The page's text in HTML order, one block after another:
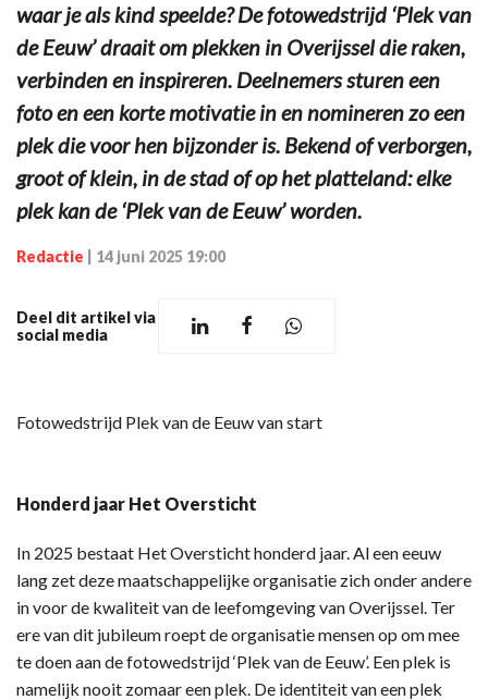
waar je als kind speelde? De fotowedstrijd ‘Plek van
de Eeuw’ draait om plekken in Overijssel die raken,
verbinden en inspireren. Deelnemers sturen een
foto en een korte motivatie in en nomineren zo een
plek die voor hen bijzonder is. Bekend of verborgen,
groot of klein, in de stad of op het platteland: elke
plek kan de ‘Plek van de Eeuw’ worden.
Redactie 14 juni 2025 19:00
Deel dit artikel via
social media
Fotowedstrijd Plek van de Eeuw van start
Honderd jaar Het Oversticht
In 2025 bestaat Het Oversticht honderd jaar. Al een eeuw
lang zet deze maatschappelijke organisatie zich onder andere
in voor de kwaliteit van de leefomgeving van Overijssel. Ter
ere van dit jubileum roept de organisatie mensen op om mee
te doen aan de fotowedstrijd ‘Plek van de Eeuw’. Een plek is
namelijk nooit zomaar een plek. De identiteit van een plek